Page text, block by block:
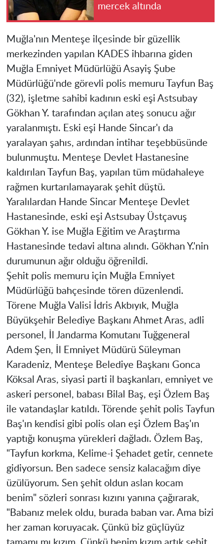
mercek altında
Muğla'nın Menteşe ilçesinde bir güzellik
merkezinden yapılan KADES ihbarına giden
Muğla Emniyet Müdürlüğü Asayiş Şube
Müdürlüğü'nde görevli polis memuru Tayfun Baş
(32), işletme sahibi kadının eski eşi Astsubay
Gökhan Y. tarafından açılan ateş sonucu ağır
yaralanmıştı. Eski eşi Hande Sincar'ı da
yaralayan şahıs, ardından intihar teşebbüsünde
bulunmuştu. Menteşe Devlet Hastanesine
kaldırılan Tayfun Baş, yapılan tüm müdahaleye
rağmen kurtarılamayarak şehit düştü.
Yaralılardan Hande Sincar Menteşe Devlet
Hastanesinde, eski eşi Astsubay Üstçavuş
Gökhan Y. ise Muğla Eğitim ve Araştırma
Hastanesinde tedavi altına alındı. Gökhan Y.'nin
durumunun ağır olduğu öğrenildi.
Şehit polis memuru için Muğla Emniyet
Müdürlüğü bahçesinde tören düzenlendi.
Törene Muğla Valisi İdris Akbıyık, Muğla
Büyükşehir Belediye Başkanı Ahmet Aras, adli
personel, İl Jandarma Komutanı Tuğgeneral
Adem Şen, İl Emniyet Müdürü Süleyman
Karadeniz, Menteşe Belediye Başkanı Gonca
Köksal Aras, siyasi parti il başkanları, emniyet ve
askeri personel, babası Bilal Baş, eşi Özlem Baş
ile vatandaşlar katıldı. Törende şehit polis Tayfun
Baş'ın kendisi gibi polis olan eşi Özlem Baş'ın
yaptığı konuşma yürekleri dağladı. Özlem Baş,
"Tayfun korkma, Kelime-i Şehadet getir, cennete
gidiyorsun. Ben sadece sensiz kalacağım diye
üzülüyorum. Sen şehit oldun aslan kocam
benim" sözleri sonrası kızını yanına çağırarak,
"Babanız melek oldu, burada baban var. Ama bizi
her zaman koruyacak. Çünkü biz güçlüyüz